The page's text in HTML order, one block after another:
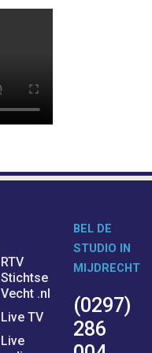
RTV
Stichtse
Vecht .nl
Live TV
Live
BEL DE
STUDIO IN
MIJDRECHT
(0297)
286